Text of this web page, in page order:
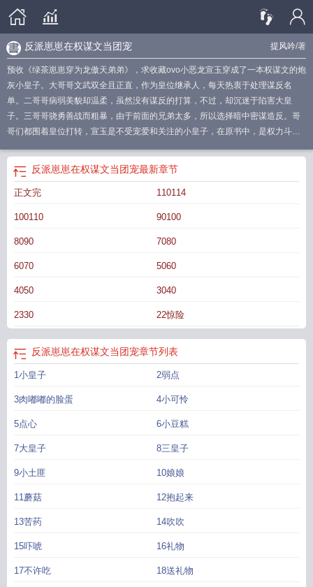
提风吟/著
反派崽崽在权谋文当团宠
预收《绿茶崽崽穿为龙傲天弟弟》，求收藏ovo小恶龙宣玉穿成了一本权谋文的炮
灰小皇子。大哥哥文武双全且正直，作为皇位继承人，每天热衷于处理谋反名
单。二哥哥病弱美貌却温柔，虽然没有谋反的打算，不过，却沉迷于陷害大皇
子。三哥哥骁勇善战而粗暴，由于前面的兄弟太多，所以选择暗中密谋造反。哥
哥们都围着皇位打转，宣玉是不受宠爱和关注的小皇子，在原书中，是权力斗争
容，既然穿成了炮灰，那就别怪他心狠手辣啦。他假装不小心撕坏大皇子好不容
易搜集来的谋反名单，又将二皇子精心布置的陷阱拿去捉鸡，最后左脚绊右脚摔
倒在三皇子和部下密谋造反的门口，引起所有人的注意。小皇子眼泪汪汪实则内
皇子，也着急地询问：“小玉有没有很疼？”宣玉:......宣玉：？？？宣玉：你们不要
坏。这一次，他的目标是丞相。在原书中，这位年轻有为的丞相大人是三个哥哥
都要拉拢的对象。宣玉对此不屑一顾。他可是超级凶猛的恶龙！他借口一个人害
撒野。在弄出各种幺蛾子而对方都无动于衷之后，小恶龙感受到前所未有的挫
败。在丞相大人看不见的地方，他偷偷一个人躲到书房，伸出两只小手哭得梨花
带雨：“呜呜呜，我可真是一条失败的小恶龙。”房门倏然被打开，油灯把整个书房
都照得亮堂堂的，金灿灿的光线映照在宣玉脸上的时候，他连糊满脸蛋的泪水都
忘记擦了。来人的掌心露出一块漂亮的金子。小恶龙顿时两眼放光，丞相大人怎
么知道自己最喜欢金子了！*起初的宣玉：嘻嘻嘻，哥哥们不必担心，丞相大人最
即警觉：谁在打我们家小玉主意？！————《绿茶崽崽穿为龙傲天弟弟》竹溪
类幼崽。好消息：他有了一个叫做回溯的能力。竹溪还没来得及反应，就两眼一
黑晕了过去睁开眼睛之后，他发现自己躺在一张柔软的小床上。身边围着……慈
己原来穿进了一个主角被称作龙傲天的话本，龙傲天正是他的哥哥，而爸爸妈
妈……是铺垫龙傲天形成之路的炮灰。看着这个温馨和谐的家庭，又想到他们之
定拯救这个即将支离破碎的家庭！妈妈被仇家绑走，竹溪用回溯回到事发之前，
手：“麻麻，竹溪怕怕。”爸爸被门派追杀，被围在中间无处可逃，千钧一发之际，
反派崽崽在权谋文当团宠最新章节
正文完 110114
100110 90100
8090 7080
6070 5060
4050 3040
2330 22惊险
反派崽崽在权谋文当团宠章节列表
1小皇子 2弱点
3肉嘟嘟的脸蛋 4小可怜
5点心 6小豆糕
7大皇子 8三皇子
9小土匪 10娘娘
11蘑菇 12抱起来
13苦药 14吹吹
15吓唬 16礼物
17不许吃 18送礼物